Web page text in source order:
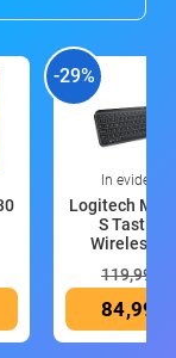
-29%
In evidenza
Logitech MX
S Tastiera
Wireless
119,99 €
84,99 €